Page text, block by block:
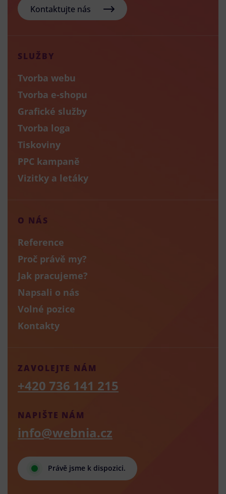
Kontaktujte nás
SLUŽBY
Tvorba webu
Tvorba e-shopu
Grafické služby
Tvorba loga
Tiskoviny
PPC kampaně
Vizitky a letáky
O NÁS
Reference
Proč právě my?
Jak pracujeme?
Napsali o nás
Volné pozice
Kontakty
Právě jsme k dispozici.
NAPIŠTE NÁM
info@webnia.cz
ZAVOLEJTE NÁM
+420 736 141 215